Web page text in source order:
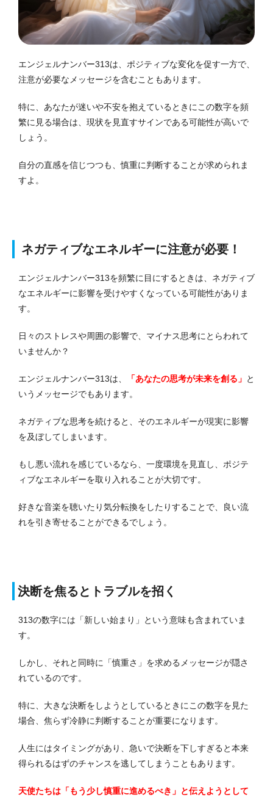
エンジェルナンバー313は、ポジティブな変化を促す一方で、
注意が必要なメッセージを含むこともあります。
特に、あなたが迷いや不安を抱えているときにこの数字を頻
繁に見る場合は、現状を見直すサインである可能性が高いで
しょう。
自分の直感を信じつつも、慎重に判断することが求められま
すよ。
ネガティブなエネルギーに注意が必要！
エンジェルナンバー313を頻繁に目にするときは、ネガティブ
なエネルギーに影響を受けやすくなっている可能性がありま
す。
日々のストレスや周囲の影響で、マイナス思考にとらわれて
いませんか？
エンジェルナンバー313は、 「あなたの思考が未来を創る」 と
いうメッセージでもあります。
ネガティブな思考を続けると、そのエネルギーが現実に影響
を及ぼしてしまいます。
もし悪い流れを感じているなら、一度環境を見直し、ポジテ
ィブなエネルギーを取り入れることが大切です。
好きな音楽を聴いたり気分転換をしたりすることで、良い流
れを引き寄せることができるでしょう。
決断を焦るとトラブルを招く
313の数字には「新しい始まり」という意味も含まれていま
す。
しかし、それと同時に「慎重さ」を求めるメッセージが隠さ
れているのです。
特に、大きな決断をしようとしているときにこの数字を見た
場合、焦らず冷静に判断することが重要になります。
人生にはタイミングがあり、急いで決断を下しすぎると本来
得られるはずのチャンスを逃してしまうこともあります。
天使たちは「もう少し慎重に進めるべき」と伝えようとして